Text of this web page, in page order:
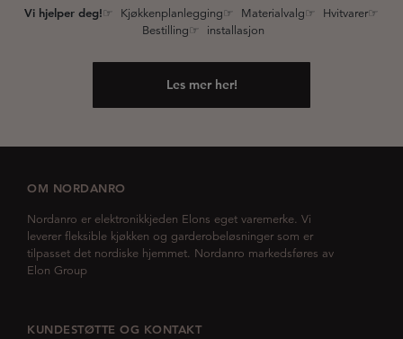
Vi hjelper deg!☞ Kjøkkenplanlegging☞ Materialvalg☞ Hvitvarer☞
Bestilling☞ installasjon
Les mer her!
OM NORDANRO
Nordanro er elektronikkjeden Elons eget varemerke. Vi
leverer fleksible kjøkken og garderobeløsninger som er
tilpasset det nordiske hjemmet. Nordanro markedsføres av
Elon Group
KUNDESTØTTE OG KONTAKT